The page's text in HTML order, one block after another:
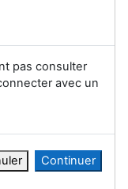
pas consulter
avec un
Continuer